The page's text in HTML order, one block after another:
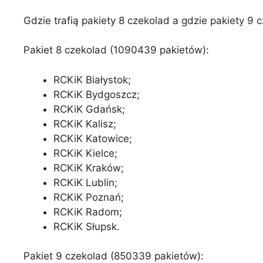
Gdzie trafią pakiety 8 czekolad a gdzie pakiety 9
Pakiet 8 czekolad (1090439 pakietów):
RCKiK Białystok;
RCKiK Bydgoszcz;
RCKiK Gdańsk;
RCKiK Kalisz;
RCKiK Katowice;
RCKiK Kielce;
RCKiK Kraków;
RCKiK Lublin;
RCKiK Poznań;
RCKiK Radom;
RCKiK Słupsk.
Pakiet 9 czekolad (850339 pakietów):